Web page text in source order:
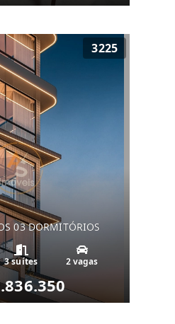
3225
03 DORMITÓRIOS
3 suítes 2 vagas